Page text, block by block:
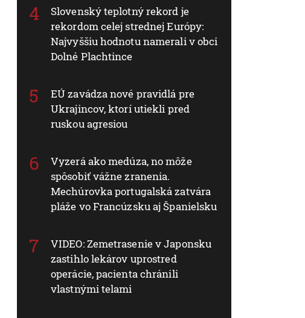
Slovenský teplotný rekord je
rekordom celej strednej Európy:
Najvyššiu hodnotu namerali v obci
Dolné Plachtince
EÚ zavádza nové pravidlá pre
Ukrajincov, ktorí utiekli pred
ruskou agresiou
Vyzerá ako medúza, no môže
spôsobiť vážne zranenia.
Mechúrovka portugalská zatvára
pláže vo Francúzsku aj Španielsku
VIDEO: Zemetrasenie v Japonsku
zastihlo lekárov uprostred
operácie, pacienta chránili
vlastnými telami